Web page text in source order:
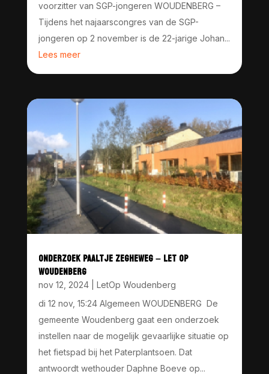
voorzitter van SGP-jongeren WOUDENBERG –
Tijdens het najaarscongres van de SGP-
jongeren op 2 november is de 22-jarige Johan...
Lees meer
ONDERZOEK PAALTJE ZEGHEWEG – LET OP
WOUDENBERG
nov 12, 2024| LetOp Woudenberg
di 12 nov, 15:24 Algemeen WOUDENBERG De
gemeente Woudenberg gaat een onderzoek
instellen naar de mogelijk gevaarlijke situatie op
het fietspad bij het Paterplantsoen. Dat
antwoordt wethouder Daphne Boeve op...